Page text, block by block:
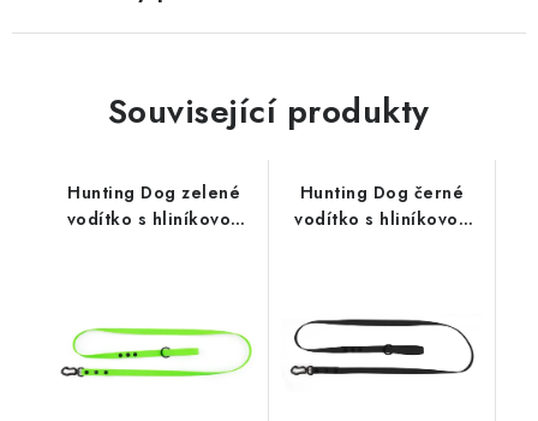
Související produkty
Hunting Dog zelené
vodítko s hliníkovou
Hunting Dog černé
vodítko s hliníkovou